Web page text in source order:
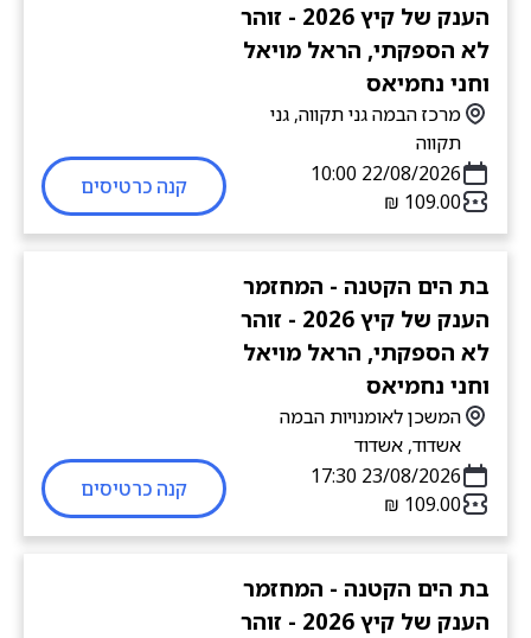
הענק של קיץ 2026 - זוהר
לא הספקתי, הראל מויאל
וחני נחמיאס
מרכז הבמה גני תקווה, גני
תקווה
22/08/2026 10:00
קנה כרטיסים
בת הים הקטנה - המחזמר
הענק של קיץ 2026 - זוהר
לא הספקתי, הראל מויאל
וחני נחמיאס
המשכן לאומנויות הבמה
אשדוד, אשדוד
23/08/2026 17:30
קנה כרטיסים
בת הים הקטנה - המחזמר
הענק של קיץ 2026 - זוהר